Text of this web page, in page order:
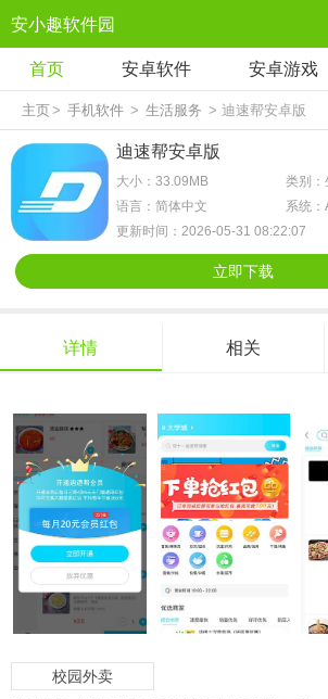
安小趣软件园
首页 安卓软件 安卓游戏
主页> 手机软件 > 生活服务 > 迪速帮安卓版
迪速帮安卓版
大小：33.09MB
类别：
语言：简体中文
系统
更新时间：2026-05-31 08:22:07
立即下载
详情 相关
校园外卖